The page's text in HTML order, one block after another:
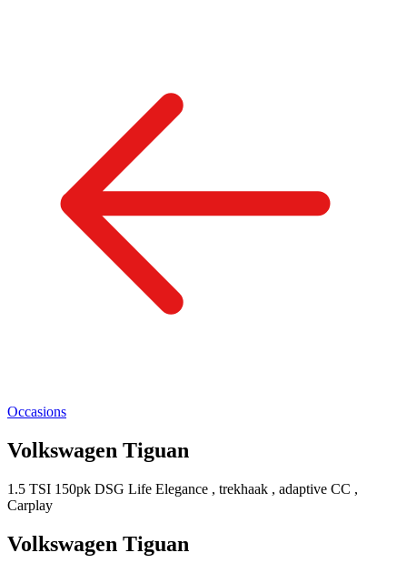
Occasions
Volkswagen Tiguan
1.5 TSI 150pk DSG Life Elegance , trekhaak , adaptive CC ,
Carplay
Volkswagen Tiguan